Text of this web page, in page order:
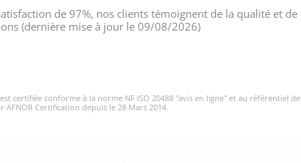
de 97%, nos clients témoignent de la qualité et de
(dernière mise à jour le 09/08/2026)
certifiée conforme à la norme NF ISO 20488 "avis en ligne" et au référentiel de
AFNOR Certification depuis le 28 Mars 2014.